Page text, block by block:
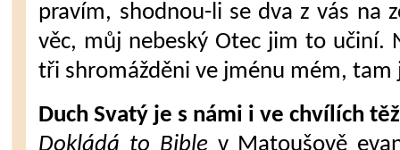
pravím, shodnou-li se dva z vás na
věc, můj nebeský Otec jim to učiní.
tři shromážděni ve jménu mém, tam
Duch Svatý je s námi i ve chvílích
Dokládá to Bible v Matoušově